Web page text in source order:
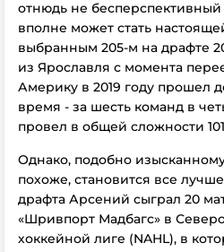
отнюдь не
вполне может стать
выбранным 205-м на драфте
из Ярославля с момента
Америку в 2019 году прошел
время - за шесть команд в
провел в общей сложности
Однако, подобно
похоже, становится все
драфта Арсений сыграл 20
«Шривпорт Мадбагс» в
хоккейной лиге (NAHL), в